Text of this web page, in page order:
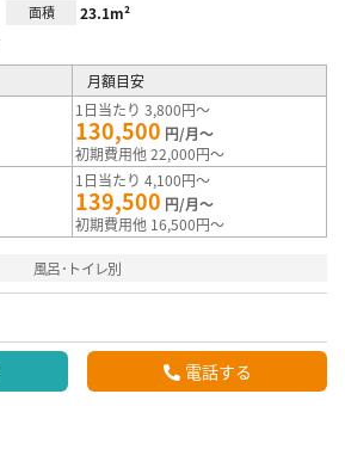
面積 23.1m²
月額目安
1日当たり 3,800円～
130,500 円/月～
初期費用他 22,000円～
1日当たり 4,100円～
139,500 円/月～
初期費用他 16,500円～
風呂･トイレ別
電話する